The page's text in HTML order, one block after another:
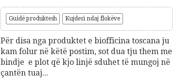
Guidë produktesh Kujdesi ndaj flokëve
Për disa nga produktet e biofficina toscana ju
kam folur në këtë postim, sot dua tju them me
bindje e plot që kjo linjë sduhet të mungoj në
çantën tuaj...